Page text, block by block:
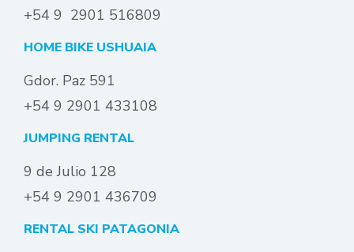
+54 9 2901 516809
HOME BIKE USHUAIA
Gdor. Paz 591
+54 9 2901 433108
JUMPING RENTAL
9 de Julio 128
+54 9 2901 436709
RENTAL SKI PATAGONIA